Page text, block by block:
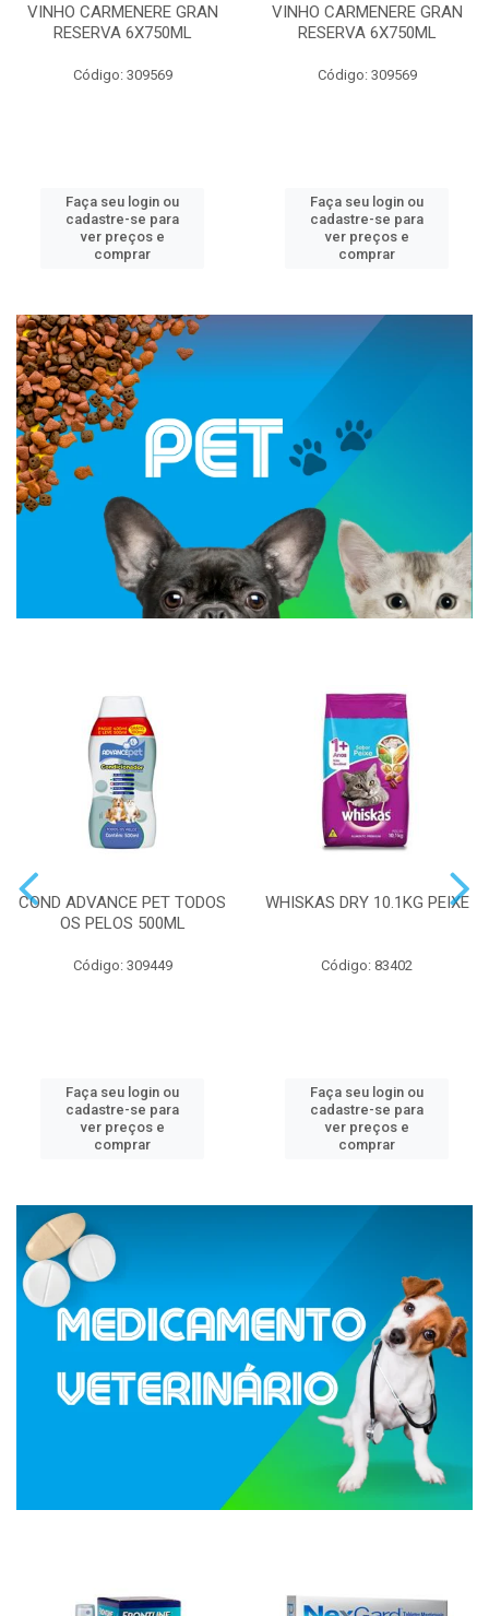
VINHO CARMENERE GRAN
RESERVA 6X750ML
Código: 309569
Faça seu login ou
cadastre-se para
ver preços e
comprar
VINHO CARMENERE GRAN
RESERVA 6X750ML
Código: 309569
Faça seu login ou
cadastre-se para
ver preços e
comprar
COND ADVANCE PET TODOS
OS PELOS 500ML
Código: 309449
Faça seu login ou
cadastre-se para
ver preços e
comprar
WHISKAS DRY 10.1KG PEIXE
Código: 83402
Faça seu login ou
cadastre-se para
ver preços e
comprar